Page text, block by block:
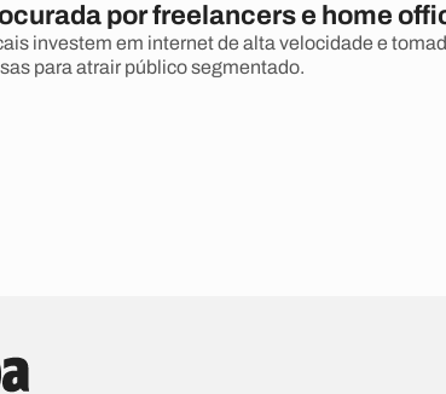
por freelancers e home
investem em internet de alta velocidade e
para atrair público segmentado.